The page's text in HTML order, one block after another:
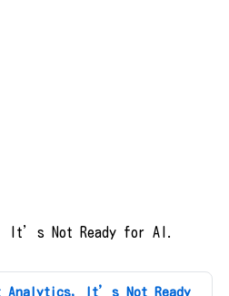
It’s Not Ready for AI.
Analytics, It’s Not Ready